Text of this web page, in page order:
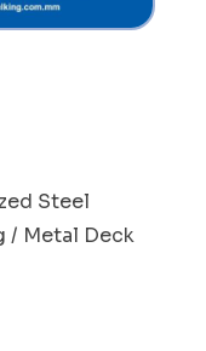
Steel
/ Metal Deck